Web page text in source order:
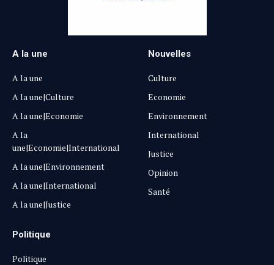
A la une
A la une
A la une|Culture
A la une|Economie
A la
une|Economie|International
A la une|Environnement
A la une|International
A la une|Justice
Nouvelles
Culture
Economie
Environnement
International
Justice
Opinion
Santé
Politique
Politique